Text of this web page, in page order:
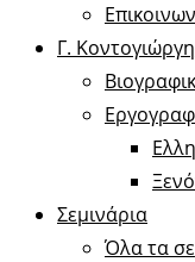
Γ.
Σεμινάρια
Όλα τα